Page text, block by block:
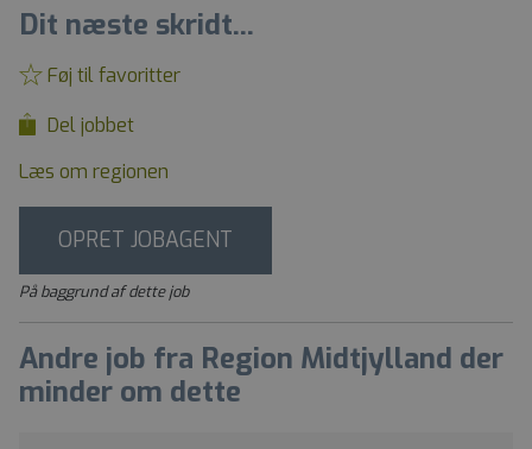
Dit næste skridt...
Føj til favoritter
Del jobbet
Læs om regionen
OPRET JOBAGENT
På baggrund af dette job
Andre job fra Region Midtjylland der
minder om dette